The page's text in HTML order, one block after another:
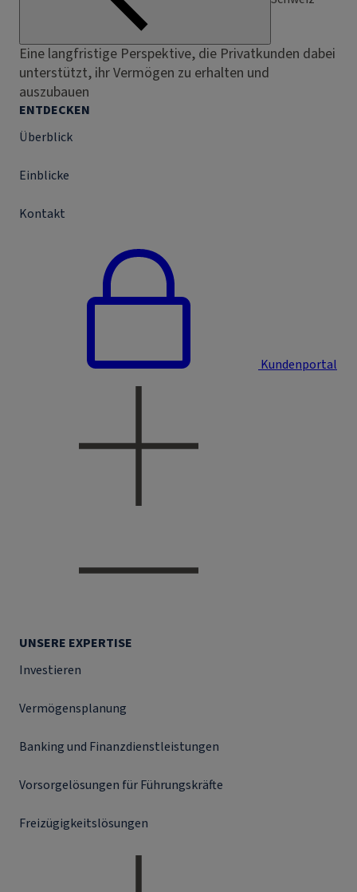
Eine langfristige Perspektive, die Privatkunden dabei
unterstützt, ihr Vermögen zu erhalten und
auszubauen
ENTDECKEN
Überblick
Einblicke
Kontakt
Kundenportal
UNSERE EXPERTISE
Investieren
Vermögensplanung
Banking und Finanzdienstleistungen
Vorsorgelösungen für Führungskräfte
Freizügigkeitslösungen